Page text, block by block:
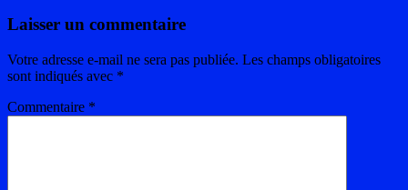
Laisser un commentaire
Votre adresse e-mail ne sera pas publiée. Les champs obligatoires
sont indiqués avec *
Commentaire *